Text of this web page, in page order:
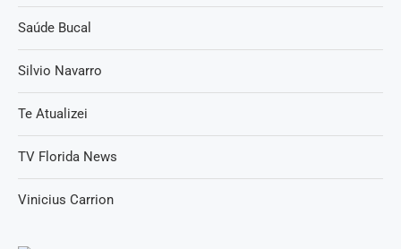
Saúde Bucal
Silvio Navarro
Te Atualizei
TV Florida News
Vinicius Carrion